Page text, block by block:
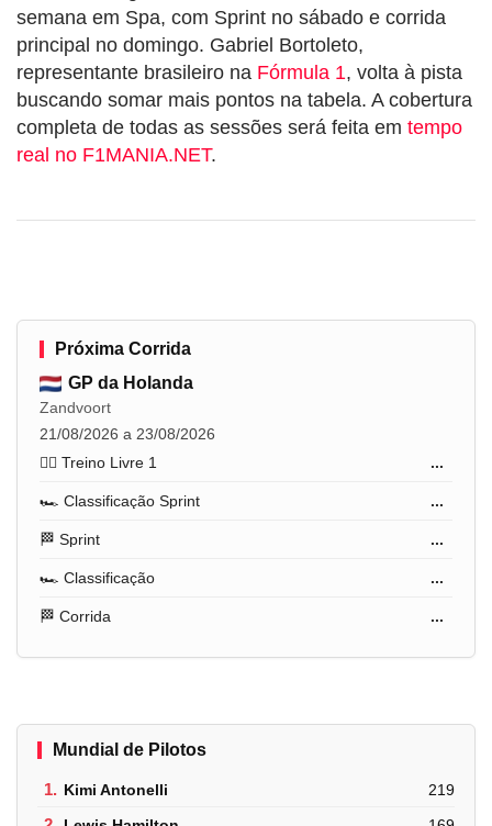
semana em Spa, com Sprint no sábado e corrida
principal no domingo. Gabriel Bortoleto,
representante brasileiro na Fórmula 1, volta à pista
buscando somar mais pontos na tabela. A cobertura
completa de todas as sessões será feita em tempo
real no F1MANIA.NET.
Próxima Corrida
GP da Holanda
Zandvoort
21/08/2026 a 23/08/2026
🏋️‍♂️ Treino Livre 1
...
🏎️ Classificação Sprint ...
🏁 Sprint ...
🏎️ Classificação ...
🏁 Corrida ...
Mundial de Pilotos
1. Kimi Antonelli 219